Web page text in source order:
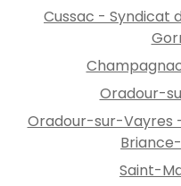
Cussac - Syndicat
Oradour-
Oradour-sur-Vayres
Saint-